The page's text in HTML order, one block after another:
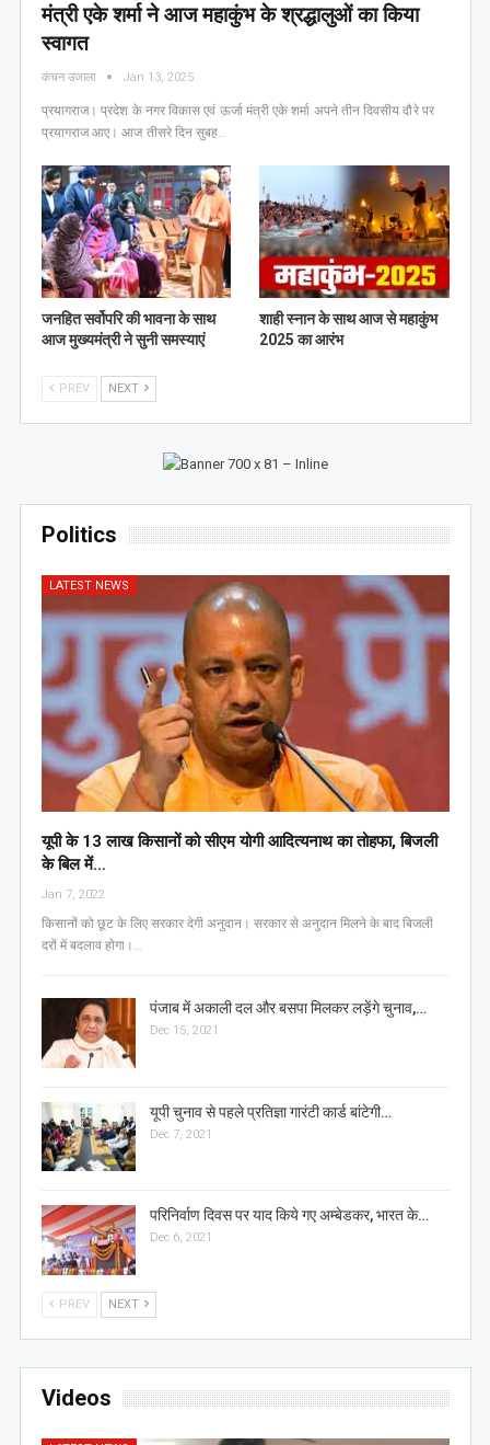
मंत्री एके शर्मा ने आज महाकुंभ के श्रद्धालुओं का किया
स्वागत
कंचन उजाला Jan 13, 2025
प्रयागराज। प्रदेश के नगर विकास एवं ऊर्जा मंत्री एके शर्मा अपने तीन दिवसीय दौरे पर
प्रयागराज आए। आज तीसरे दिन सुबह…
जनहित सर्वोपरि की भावना के साथ
आज मुख्यमंत्री ने सुनी समस्याएं
शाही स्नान के साथ आज से महाकुंभ
2025 का आरंभ
PREV NEXT
Politics
LATEST NEWS
यूपी के 13 लाख किसानों को सीएम योगी आद‍ित्‍यनाथ का तोहफा, ब‍िजली
के ब‍िल में…
Jan 7, 2022
किसानों को छूट के लिए सरकार देगी अनुदान। सरकार से अनुदान मिलने के बाद बिजली
दरों में बदलाव होगा।…
पंजाब में अकाली दल और बसपा मिलकर लड़ेंगे चुनाव,…
Dec 15, 2021
यूपी चुनाव से पहले प्रतिज्ञा गारंटी कार्ड बांटेगी…
Dec 7, 2021
परिनिर्वाण दिवस पर याद किये गए अम्बेडकर, भारत के…
Dec 6, 2021
PREV NEXT
Videos